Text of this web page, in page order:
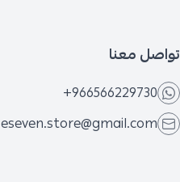
تواصل معنا
+966566229730
eseven.store@gmail.com